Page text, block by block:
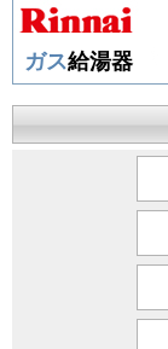
ガス給湯器